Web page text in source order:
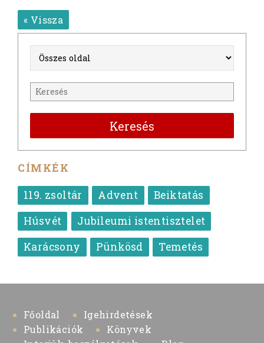
« Vissza
Keresés
CÍMKÉK
119. zsoltár
Advent
Beiktatás
Húsvét
Jubileumi istentisztelet
Karácsony
Pünkösd Temetés
Főoldal
Igehirdetések
Publikációk
Könyvek